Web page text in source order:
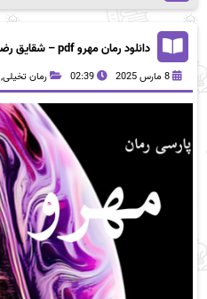
دانلود رمان مهرو pdf – شقایق رضایی
8 مارس 2025 02:39 رمان تخیلی,